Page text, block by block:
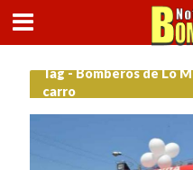
Tag - Bomberos de Lo
carro